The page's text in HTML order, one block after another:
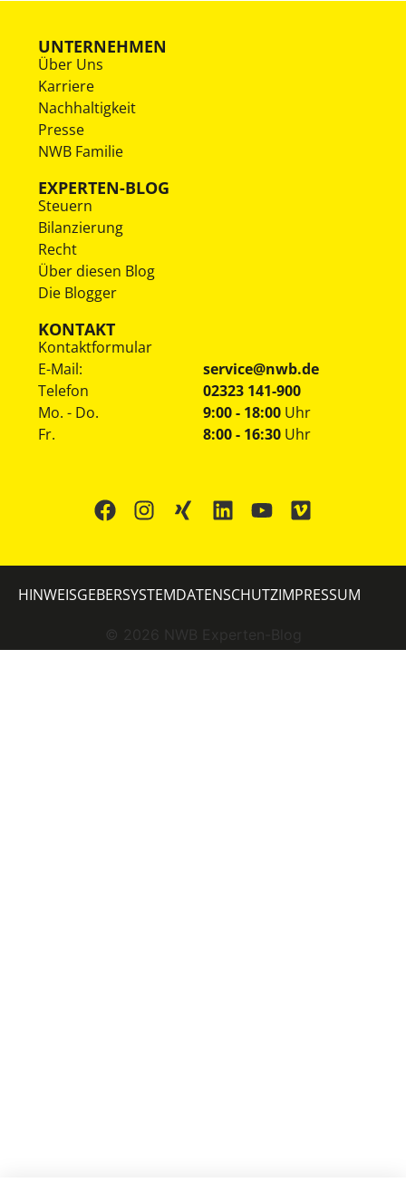
UNTERNEHMEN
Über Uns
Karriere
Nachhaltigkeit
Presse
NWB Familie
EXPERTEN-BLOG
Steuern
Bilanzierung
Recht
Über diesen Blog
Die Blogger
KONTAKT
Kontaktformular
E-Mail:
service@nwb.de
Telefon
02323 141-900
Mo. - Do.
Fr.
9:00 - 18:00 Uhr
8:00 - 16:30 Uhr
© 2026 NWB Experten-Blog
HINWEISGEBERSYSTEMDATENSCHUTZIMPRESSUM